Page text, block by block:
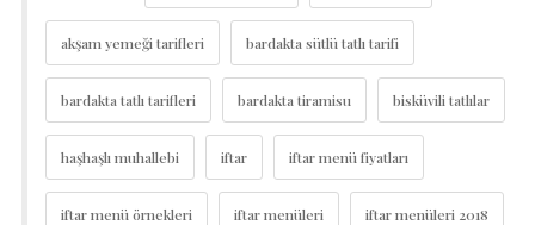
akşam yemeği tarifleri bardakta sütlü tatlı tarifi
bardakta tatlı tarifleri bardakta tiramisu bisküvili tatlılar
haşhaşlı muhallebi iftar iftar menü fiyatları
iftar menü örnekleri iftar menüleri iftar menüleri 2018